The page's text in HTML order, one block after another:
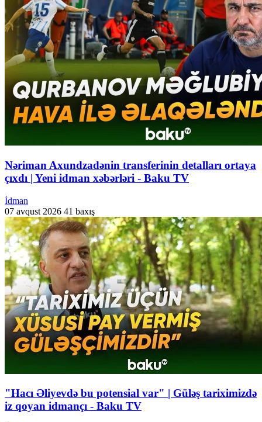
Nəriman Axundzadənin transferinin detalları ortaya
çıxdı | Yeni idman xəbərləri - Baku TV
İdman
07 avqust 2026 41 baxış
"Hacı Əliyevdə bu potensial var" | Güləş tariximizdə
iz qoyan idmançı - Baku TV